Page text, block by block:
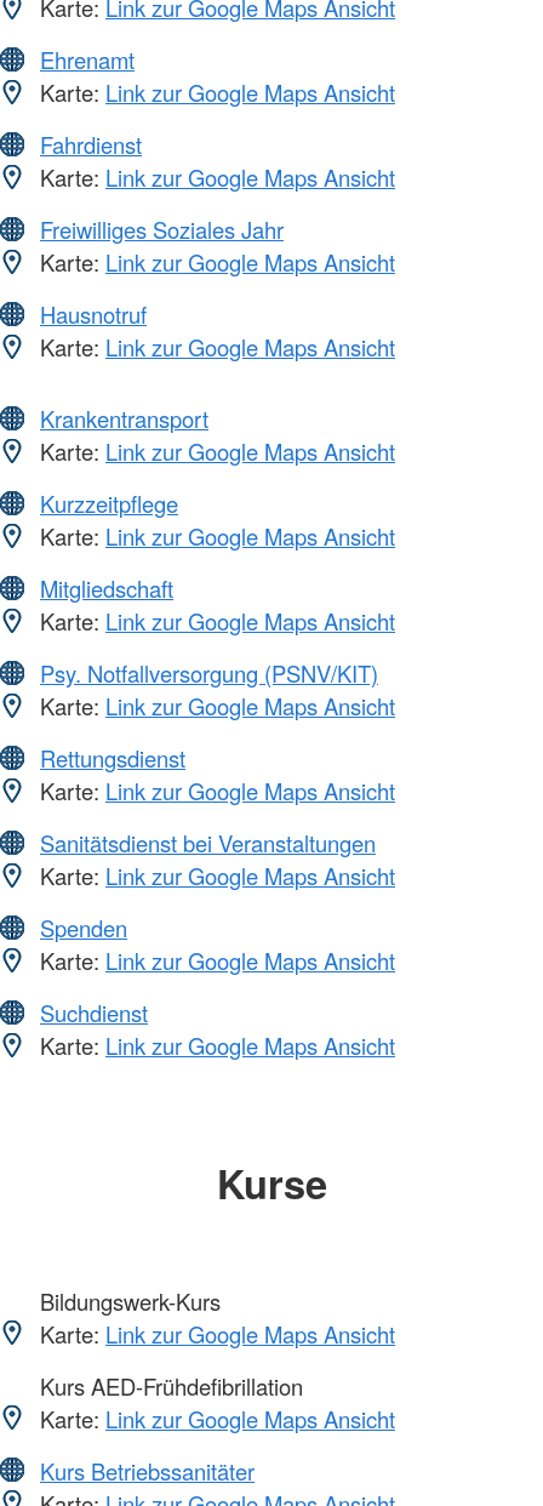
Karte: Link zur Google Maps Ansicht
Ehrenamt
Karte: Link zur Google Maps Ansicht
Fahrdienst
Karte: Link zur Google Maps Ansicht
Freiwilliges Soziales Jahr
Karte: Link zur Google Maps Ansicht
Hausnotruf
Karte: Link zur Google Maps Ansicht
Krankentransport
Karte: Link zur Google Maps Ansicht
Kurzzeitpflege
Karte: Link zur Google Maps Ansicht
Mitgliedschaft
Karte: Link zur Google Maps Ansicht
Psy. Notfallversorgung (PSNV/KIT)
Karte: Link zur Google Maps Ansicht
Rettungsdienst
Karte: Link zur Google Maps Ansicht
Sanitätsdienst bei Veranstaltungen
Karte: Link zur Google Maps Ansicht
Spenden
Karte: Link zur Google Maps Ansicht
Suchdienst
Karte: Link zur Google Maps Ansicht
Kurse
Bildungswerk-Kurs
Karte: Link zur Google Maps Ansicht
Kurs AED-Frühdefibrillation
Karte: Link zur Google Maps Ansicht
Kurs Betriebssanitäter